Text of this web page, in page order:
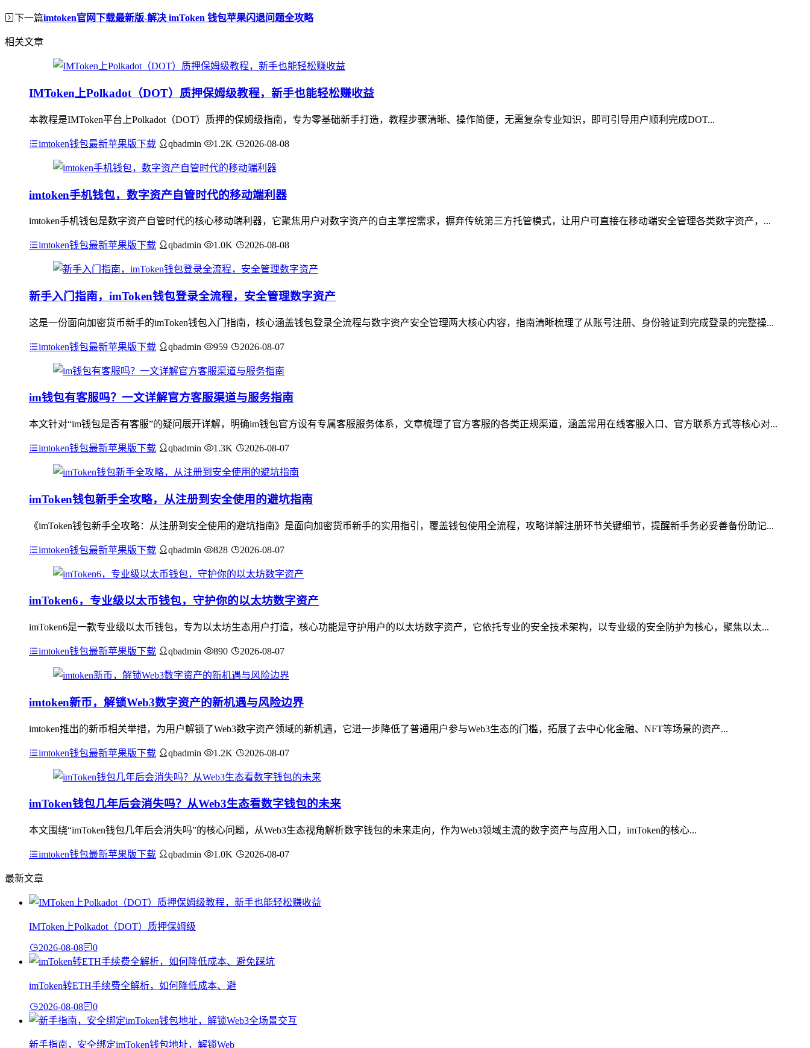
下一篇imtoken官网下载最新版-解决 imToken 钱包苹果闪退问题全攻略
相关文章
IMToken上Polkadot（DOT）质押保姆级教程，新手也能轻松赚收益
本教程是IMToken平台上Polkadot（DOT）质押的保姆级指南，专为零基础新手打造，教程步骤清晰、操作简便，无需复杂专业知识，即可引导用户顺利完成DOT...
imtoken钱包最新苹果版下载 qbadmin 1.2K 2026-08-08
imtoken手机钱包，数字资产自管时代的移动端利器
imtoken手机钱包是数字资产自管时代的核心移动端利器，它聚焦用户对数字资产的自主掌控需求，摒弃传统第三方托管模式，让用户可直接在移动端安全管理各类数字资产，...
imtoken钱包最新苹果版下载 qbadmin 1.0K 2026-08-08
新手入门指南，imToken钱包登录全流程，安全管理数字资产
这是一份面向加密货币新手的imToken钱包入门指南，核心涵盖钱包登录全流程与数字资产安全管理两大核心内容，指南清晰梳理了从账号注册、身份验证到完成登录的完整操...
imtoken钱包最新苹果版下载 qbadmin 959 2026-08-07
im钱包有客服吗？一文详解官方客服渠道与服务指南
本文针对“im钱包是否有客服”的疑问展开详解，明确im钱包官方设有专属客服服务体系，文章梳理了官方客服的各类正规渠道，涵盖常用在线客服入口、官方联系方式等核心对...
imtoken钱包最新苹果版下载 qbadmin 1.3K 2026-08-07
imToken钱包新手全攻略，从注册到安全使用的避坑指南
《imToken钱包新手全攻略：从注册到安全使用的避坑指南》是面向加密货币新手的实用指引，覆盖钱包使用全流程，攻略详解注册环节关键细节，提醒新手务必妥善备份助记...
imtoken钱包最新苹果版下载 qbadmin 828 2026-08-07
imToken6，专业级以太币钱包，守护你的以太坊数字资产
imToken6是一款专业级以太币钱包，专为以太坊生态用户打造，核心功能是守护用户的以太坊数字资产，它依托专业的安全技术架构，以专业级的安全防护为核心，聚焦以太...
imtoken钱包最新苹果版下载 qbadmin 890 2026-08-07
imtoken新币，解锁Web3数字资产的新机遇与风险边界
imtoken推出的新币相关举措，为用户解锁了Web3数字资产领域的新机遇，它进一步降低了普通用户参与Web3生态的门槛，拓展了去中心化金融、NFT等场景的资产...
imtoken钱包最新苹果版下载 qbadmin 1.2K 2026-08-07
imToken钱包几年后会消失吗？从Web3生态看数字钱包的未来
本文围绕“imToken钱包几年后会消失吗”的核心问题，从Web3生态视角解析数字钱包的未来走向，作为Web3领域主流的数字资产与应用入口，imToken的核心...
imtoken钱包最新苹果版下载 qbadmin 1.0K 2026-08-07
最新文章
IMToken上Polkadot（DOT）质押保姆级
2026-08-08 0
imToken转ETH手续费全解析，如何降低成本、避
2026-08-08 0
新手指南，安全绑定imToken钱包地址，解锁Web